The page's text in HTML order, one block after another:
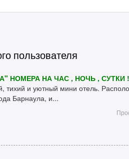
пользователя
НОМЕРА НА ЧАС , НОЧЬ , СУТКИ !
тихий и уютный мини отель.
Барнаула, и...